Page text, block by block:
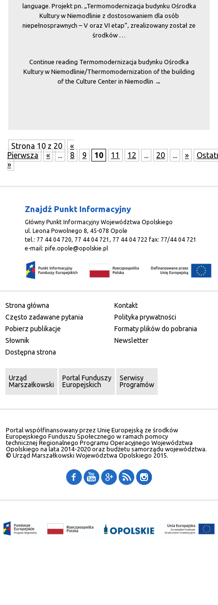
language. Projekt pn. „Termomodernizacja budynku Ośrodka
Kultury w Niemodlinie z dostosowaniem dla osób
niepełnosprawnych – V oraz VI etap”, zrealizowany został ze
środków …
Continue reading Termomodernizacja budynku Ośrodka
Kultury w Niemodlinie/Thermomodernization of the building
of the Culture Center in Niemodlin →
Strona 10 z 20
«
Pierwsza
« ... 8 9 10 11 12 ... 20 ... »
»
Znajdź Punkt Informacyjny
Główny Punkt Informacyjny Województwa Opolskiego
ul. Leona Powolnego 8, 45-078 Opole
tel.: 77 44 04 720, 77 44 04 721, 77 44 04 722 fax: 77/44 04 721
e-mail:pife.opole@opolskie.pl
Strona główna
Często zadawane pytania
Pobierz publikacje
Słownik
Dostępna strona
Kontakt
Polityka prywatności
Formaty plików do pobrania
Newsletter
Urząd
Marszałkowski
Portal Funduszy
Europejskich
Serwisy
Programów
Portal współfinansowany przez Unię Europejską ze środków
Europejskiego Funduszu Społecznego w ramach pomocy
technicznej Regionalnego Programu Operacyjnego Województwa
Opolskiego na lata 2014-2020 oraz budżetu samorządu województwa.
© Urząd Marszałkowski Województwa Opolskiego 2015.